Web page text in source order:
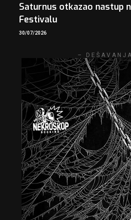
Saturnus otkazao nastup
Festivalu
30/07/2026
–